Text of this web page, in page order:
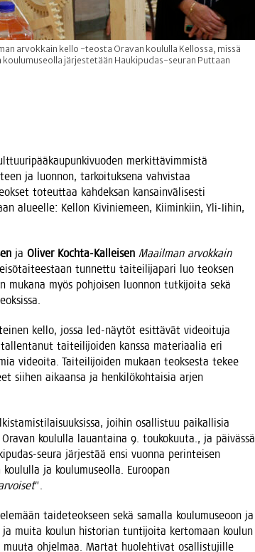
arvokkain kello -teosta Oravan koululla Kellossa, missä
järjestetään Haukipudas-seuran Puttaan
mer­kit­tä­vim­mis­tä
ja luon­non, tar­koi­tuk­se­na vah­vis­taa
toteut­taa kah­dek­san kan­sain­vä­li­ses­ti
alu­eel­le: Kel­lon Kivi­nie­meen, Kii­min­kiin, Yli-Iihin,
ja Oli­ver Koch­ta-Kal­lei­sen Maa­il­man arvok­kain
tun­net­tu tai­tei­li­ja­pa­ri luo teok­sen
muka­na myös poh­joi­sen luon­non tut­ki­joi­ta sekä
kel­lo, jos­sa led-näy­töt esit­tä­vät videoi­tu­ja
tai­tei­li­joi­den kans­sa mate­ri­aa­lia eri
videoi­ta. Tai­tei­li­joi­den mukaan teok­ses­ta tekee
sii­hen aikaan­sa ja hen­ki­lö­koh­tai­sia arjen
joi­hin osal­lis­tuu pai­kal­li­sia
kou­lul­la lau­an­tai­na 9. tou­ko­kuu­ta., ja päi­väs­sä
seu­ra jär­jes­tää ensi vuon­na perin­tei­sen
ja kou­lu­museol­la. Euroo­pan
”.
tai­de­teok­seen sekä samal­la kou­lu­museoon ja
mui­ta kou­lun his­to­rian tun­ti­joi­ta ker­to­maan kou­lun
muu­ta ohjel­maa. Mar­tat huo­leh­ti­vat osal­lis­tu­jil­le